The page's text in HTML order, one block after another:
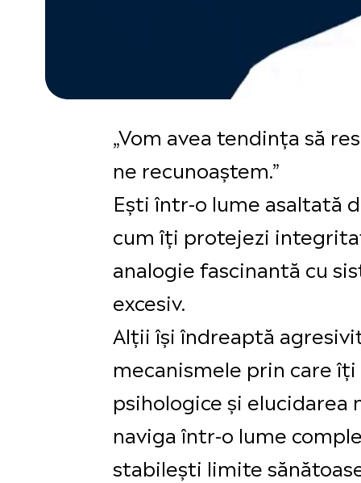
„Vom avea tendința să
ne recunoaștem.”
Ești într-o lume asaltată
cum îți protejezi
analogie fascinantă cu
excesiv.
Alții își îndreaptă
mecanismele prin care
psihologice și
naviga într-o lume
stabilești limite